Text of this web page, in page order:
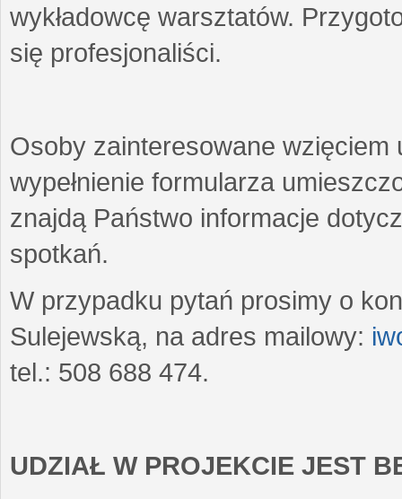
wykładowcę warsztatów.
się profesjonaliści.
Osoby zainteresowane wzięciem
wypełnienie formularza
znajdą Państwo informacje
spotkań.
W przypadku pytań prosimy o
Sulejewską, na adres mailowy:
tel.: 508 688 474.
UDZIAŁ W PROJEKCIE JEST